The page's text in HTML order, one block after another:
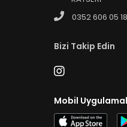
0352 606 05 18
Bizi Takip Edin
Mobil